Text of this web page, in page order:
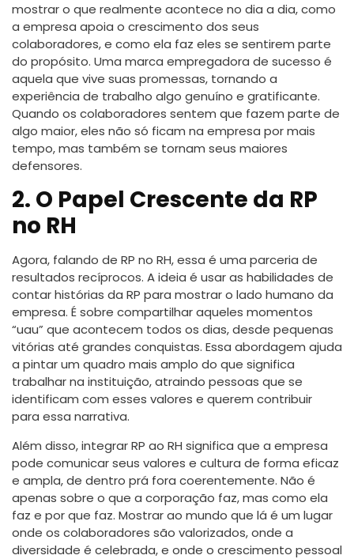
mostrar o que realmente acontece no dia a dia, como
a empresa apoia o crescimento dos seus
colaboradores, e como ela faz eles se sentirem parte
do propósito. Uma marca empregadora de sucesso é
aquela que vive suas promessas, tornando a
experiência de trabalho algo genuíno e gratificante.
Quando os colaboradores sentem que fazem parte de
algo maior, eles não só ficam na empresa por mais
tempo, mas também se tornam seus maiores
defensores.
2. O Papel Crescente da RP
no RH
Agora, falando de RP no RH, essa é uma parceria de
resultados recíprocos. A ideia é usar as habilidades de
contar histórias da RP para mostrar o lado humano da
empresa. É sobre compartilhar aqueles momentos
“uau” que acontecem todos os dias, desde pequenas
vitórias até grandes conquistas. Essa abordagem ajuda
a pintar um quadro mais amplo do que significa
trabalhar na instituição, atraindo pessoas que se
identificam com esses valores e querem contribuir
para essa narrativa.
Além disso, integrar RP ao RH significa que a empresa
pode comunicar seus valores e cultura de forma eficaz
e ampla, de dentro prá fora coerentemente. Não é
apenas sobre o que a corporação faz, mas como ela
faz e por que faz. Mostrar ao mundo que lá é um lugar
onde os colaboradores são valorizados, onde a
diversidade é celebrada, e onde o crescimento pessoal